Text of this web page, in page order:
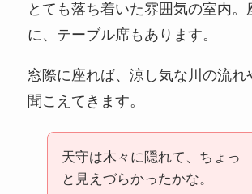
とても落ち着いた雰囲気の室内。
に、テーブル席もあります。
窓際に座れば、涼し気な川の流れ
聞こえてきます。
天守は木々に隠れて、ちょっ
と見えづらかったかな。